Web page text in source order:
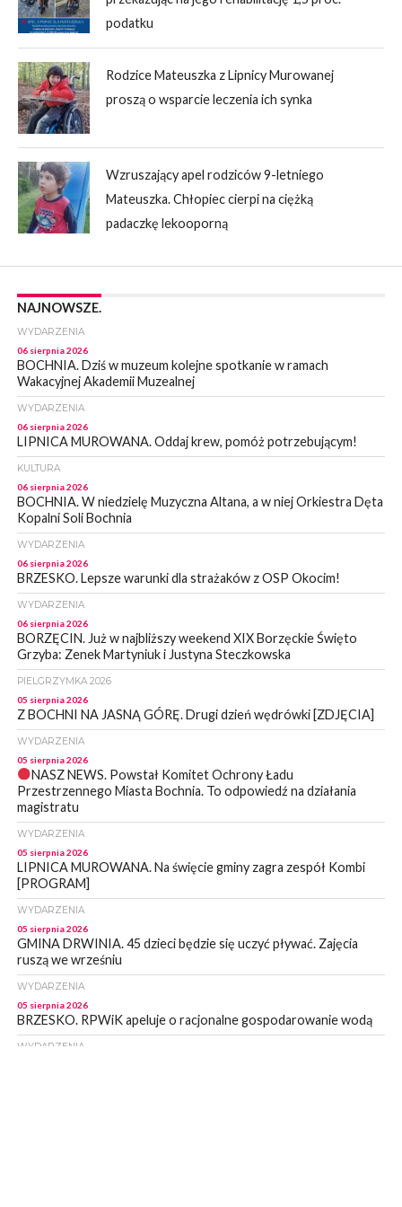
podatku
Rodzice Mateuszka z Lipnicy Murowanej
proszą o wsparcie leczenia ich synka
Wzruszający apel rodziców 9-letniego
Mateuszka. Chłopiec cierpi na ciężką
padaczkę lekooporną
NAJNOWSZE.
WYDARZENIA
06 sierpnia 2026
BOCHNIA. Dziś w muzeum kolejne spotkanie w ramach
Wakacyjnej Akademii Muzealnej
WYDARZENIA
06 sierpnia 2026
LIPNICA MUROWANA. Oddaj krew, pomóż potrzebującym!
KULTURA
06 sierpnia 2026
BOCHNIA. W niedzielę Muzyczna Altana, a w niej Orkiestra Dęta
Kopalni Soli Bochnia
WYDARZENIA
06 sierpnia 2026
BRZESKO. Lepsze warunki dla strażaków z OSP Okocim!
WYDARZENIA
06 sierpnia 2026
BORZĘCIN. Już w najbliższy weekend XIX Borzęckie Święto
Grzyba: Zenek Martyniuk i Justyna Steczkowska
PIELGRZYMKA 2026
05 sierpnia 2026
Z BOCHNI NA JASNĄ GÓRĘ. Drugi dzień wędrówki [ZDJĘCIA]
WYDARZENIA
05 sierpnia 2026
NASZ NEWS. Powstał Komitet Ochrony Ładu
Przestrzennego Miasta Bochnia. To odpowiedź na działania
magistratu
WYDARZENIA
05 sierpnia 2026
LIPNICA MUROWANA. Na święcie gminy zagra zespół Kombi
[PROGRAM]
WYDARZENIA
05 sierpnia 2026
GMINA DRWINIA. 45 dzieci będzie się uczyć pływać. Zajęcia
ruszą we wrześniu
WYDARZENIA
05 sierpnia 2026
BRZESKO. RPWiK apeluje o racjonalne gospodarowanie wodą
WYDARZENIA